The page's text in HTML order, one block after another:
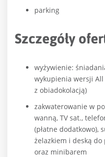
parking
Szczegóły
wyżywienie:
wykupienia wersji
z obiadokolacją)
zakwaterowanie w
wanną, TV sat.,
(płatne dodatkowo),
żelazkiem i deską
oraz minibarem